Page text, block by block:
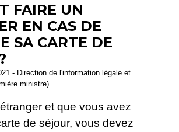
FAIRE UN
EN CAS DE
SA CARTE DE
- Direction de l'information légale et
ministre)
et que vous avez
de séjour, vous devez